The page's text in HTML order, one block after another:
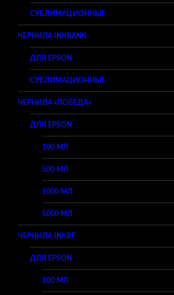
СУБЛИМАЦИОННЫЕ
ЧЕРНИЛА INKBANK
ДЛЯ EPSON
СУБЛИМАЦИОННЫЕ
ЧЕРНИЛА «ПОБЕДА»
ДЛЯ EPSON
100 МЛ
500 МЛ
1000 МЛ
5000 МЛ
ЧЕРНИЛА INKRF
ДЛЯ EPSON
100 МЛ